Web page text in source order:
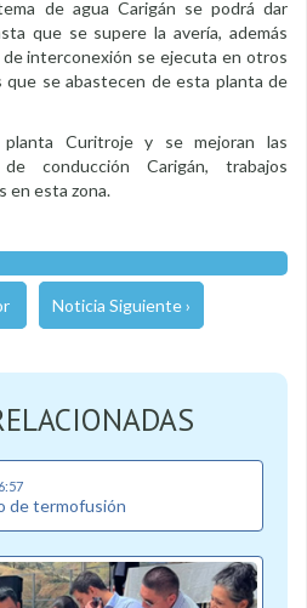
de agua Carigán se podrá dar
que se supere la avería, además
interconexión se ejecuta en otros
que se abastecen de esta planta de
Curitroje y se mejoran las
conducción Carigán, trabajos
en esta zona.
Noticia Siguiente ›
de termofusión